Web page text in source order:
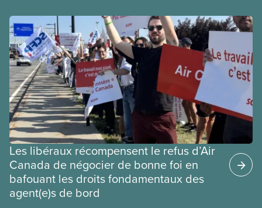
Les libéraux récompensent le refus d’Air
Canada de négocier de bonne foi en
bafouant les droits fondamentaux des
agent(e)s de bord